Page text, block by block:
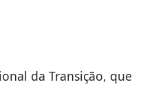
da Transição, que